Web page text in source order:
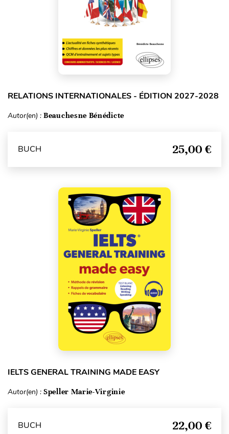
RELATIONS INTERNATIONALES - ÉDITION 2027-2028
Autor(en) : Beauchesne Bénédicte
BUCH 25,00 €
IELTS GENERAL TRAINING MADE EASY
Autor(en) : Speller Marie-Virginie
BUCH 22,00 €